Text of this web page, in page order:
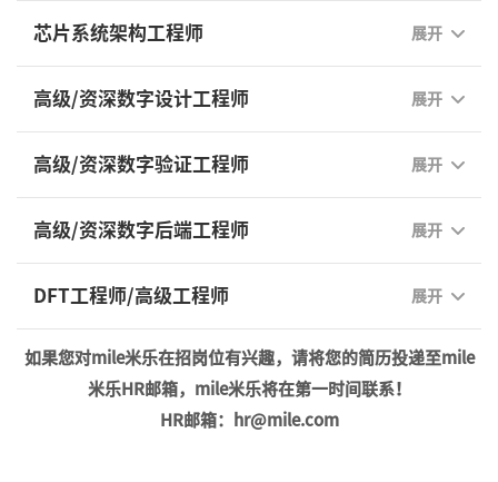
芯片系统架构工程师 展开
高级/资深数字设计工程师 展开
高级/资深数字验证工程师 展开
高级/资深数字后端工程师 展开
DFT工程师/高级工程师 展开
如果您对mile米乐在招岗位有兴趣，请将您的简历投递至mile
米乐HR邮箱，mile米乐将在第一时间联系！
HR邮箱：hr@mile.com